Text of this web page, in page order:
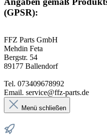
(GPSR):
FFZ Parts GmbH
Mehdin Feta
Bergstr. 54
89177 Ballendorf
Tel. 073409678992
Email. service@ffz-parts.de
Menü schließen